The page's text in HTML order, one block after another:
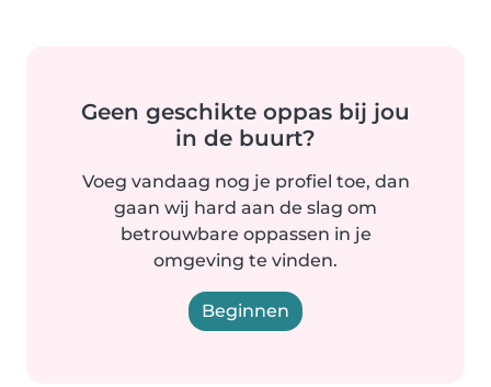
Geen geschikte oppas bij jou
in de buurt?
Voeg vandaag nog je profiel toe, dan
gaan wij hard aan de slag om
betrouwbare oppassen in je
omgeving te vinden.
Beginnen